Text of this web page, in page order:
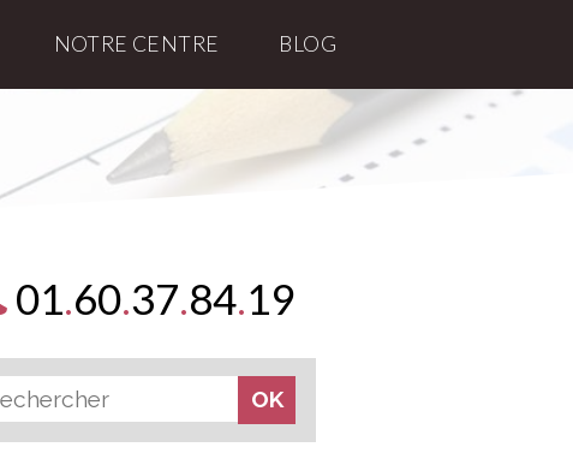
NOTRE CENTRE BLOG
01.60.37.84.19